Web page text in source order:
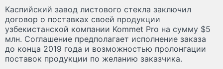
Каспийский завод листового стекла заключил
договор о поставках своей продукции
узбекистанской компании Kommet Pro на сумму $5
млн. Соглашение предполагает исполнение заказа
до конца 2019 года и возможностью пролонгации
поставок продукции по желанию заказчика.